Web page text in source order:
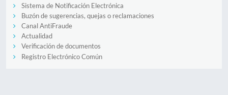
Sistema de Notificación Electrónica
Buzón de sugerencias, quejas o reclamaciones
Canal AntiFraude
Actualidad
Verificación de documentos
Registro Electrónico Común